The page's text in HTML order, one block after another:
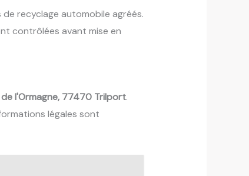
recyclage automobile agréés.
contrôlées avant mise en
l'Ormagne, 77470 Trilport.
légales sont